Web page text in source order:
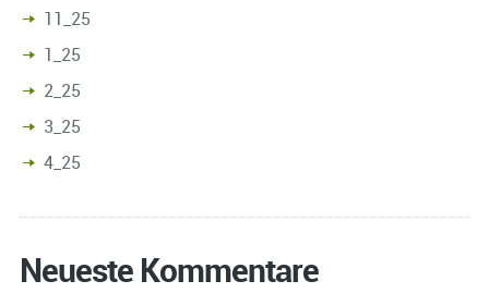
11_25
1_25
2_25
3_25
4_25
Neueste Kommentare